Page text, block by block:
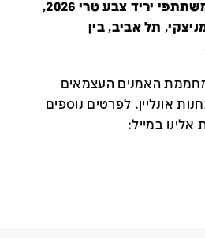
קטלוג זה מציג את כל משתתפי יריד צבע טרי 2026,
תל אביב, בין
האמנים העצמאים
אונליין. לפרטים נוספים
אלינו במייל: